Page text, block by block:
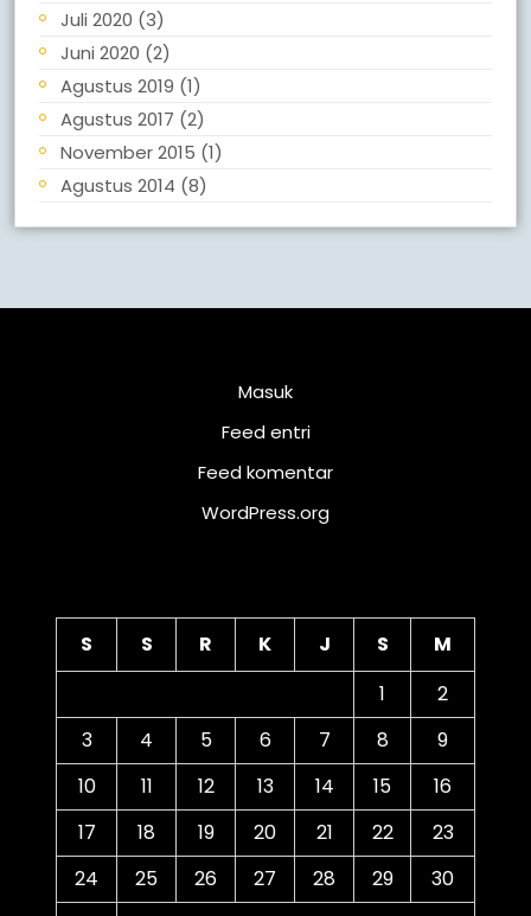
Juli 2020 (3)
Juni 2020 (2)
Agustus 2019 (1)
Agustus 2017 (2)
November 2015 (1)
Agustus 2014 (8)
Masuk
Feed entri
Feed komentar
WordPress.org
S S R K J S
M
1
2
3
4 5 6 7 8
9
10
11 12 13 14 15
16
17
18 19 20 21 22
23
24
25 26 27 28 29
30